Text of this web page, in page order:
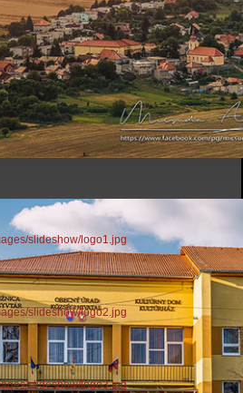
slideshow/logo1.jpg
slideshow/logo2.jpg
slideshow/logo3.jpg